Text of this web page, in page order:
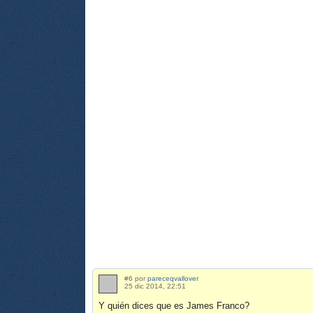
#6 por pareceqvallover
25 dic 2014, 22:51
Y quién dices que es James Franco?